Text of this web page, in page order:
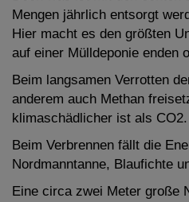
Mengen jährlich entsorgt
Hier macht es den größten
auf einer Mülldeponie enden
Beim langsamen Verrotten
anderem auch Methan
klimaschädlicher ist als CO2.
Beim Verbrennen fällt die
Nordmanntanne, Blaufichte
Eine circa zwei Meter große